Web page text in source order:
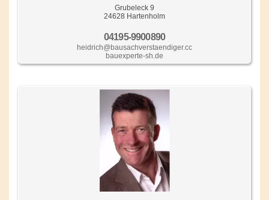
Grubeleck 9
24628 Hartenholm
04195-9900890
heidrich@bausachverstaendiger.cc
bauexperte-sh.de